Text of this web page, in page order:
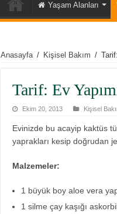
Yaşam Alanları
Anasayfa / Kişisel Bakım /
Tarif: Ev
Ekim 20, 2013 Kişisel
Evinizde bu acayip kaktüs
yaprakları kesip doğrudan
Malzemeler:
1 büyük boy aloe vera
1 silme çay kaşığı